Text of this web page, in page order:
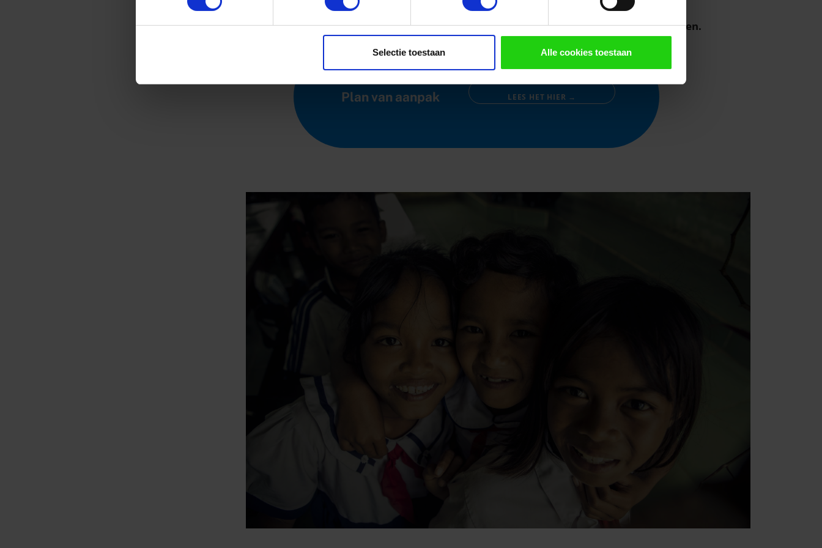
Selectie toestaan Alle cookies toestaan
verplicht om stappen te nemen in het voorkomen en tegengaan van kinderarbeid in
jouw keten. De 8 actiepunten in hetvoorbeeld-plan van aanpakkunnen je hierbij helpen.
Plan van aanpak LEES HET HIER →